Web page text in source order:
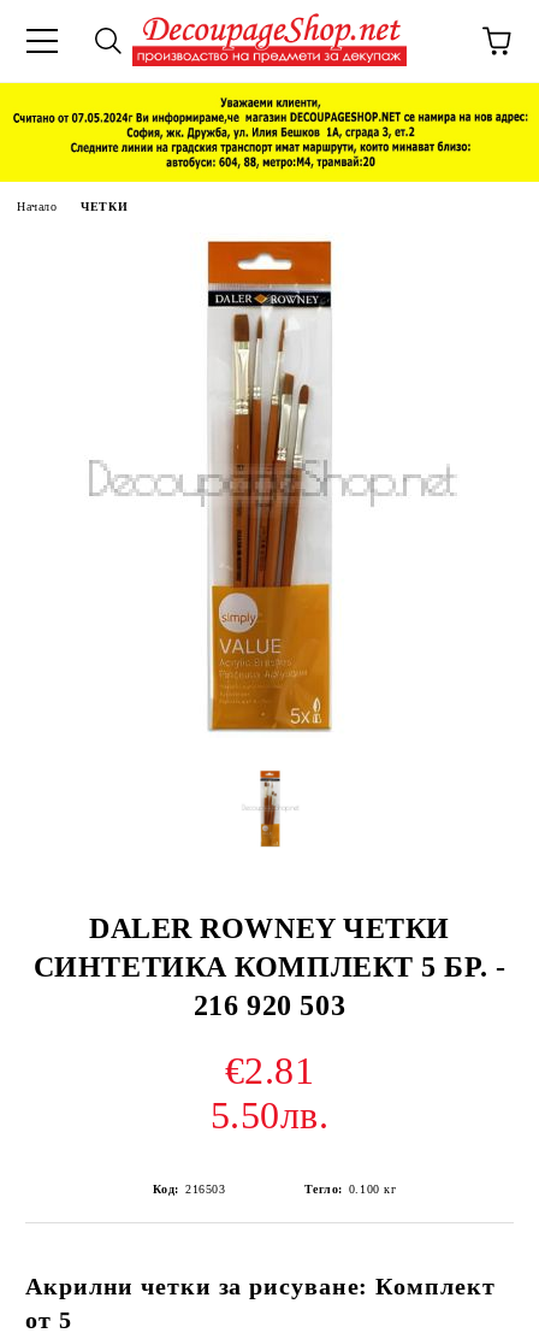
Начало ЧЕТКИ
DALER ROWNEY ЧЕТКИ
СИНТЕТИКА КОМПЛЕКТ 5 БР. -
216 920 503
€2.81
5.50лв.
Код: 216503 Тегло: 0.100 кг
Акрилни четки за рисуване: Комплект
от 5